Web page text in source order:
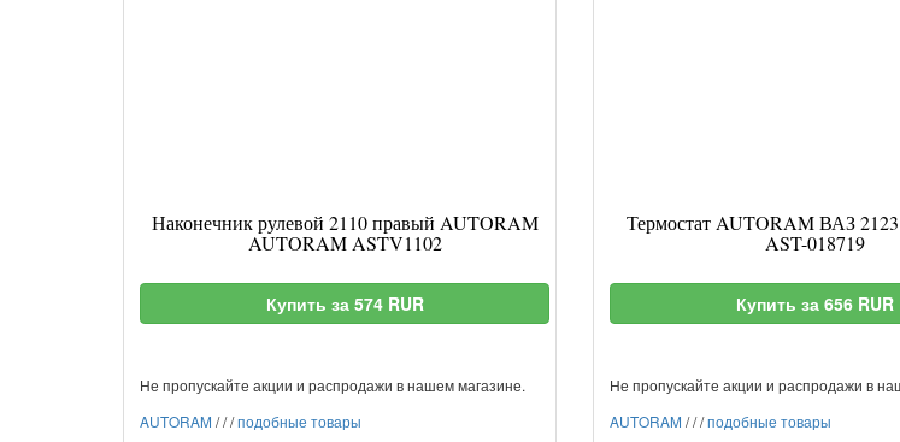
Наконечник рулевой 2110 правый AUTORAM
AUTORAM ASTV1102
Купить за 574 RUR
Не пропускайте акции и распродажи в нашем магазине.
AUTORAM ///подобные товары
Термостат AUTORAM ВАЗ
AST-018719
Купить за 656 RUR
Не пропускайте акции и распродажи в
AUTORAM ///подобные товары